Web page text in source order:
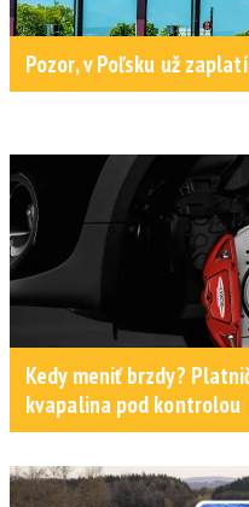
Pozor, v Poľsku už
Kedy meniť brzdy?
kvapalina pod kontrolou